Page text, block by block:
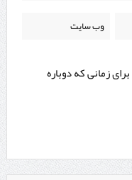
زمانی که دوباره